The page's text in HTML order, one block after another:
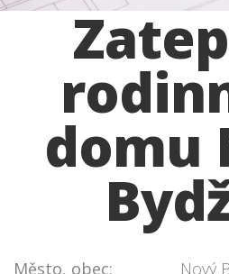
domu
Město, obec:
Nový